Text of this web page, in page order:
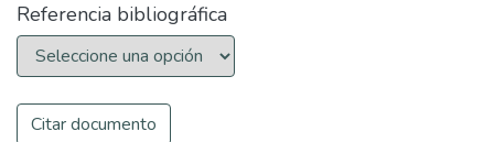
Referencia bibliográfica
Citar documento